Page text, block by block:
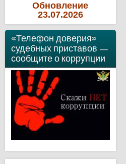
Обновление
23.07.2026
«Телефон доверия»
судебных приставов —
сообщите о коррупции